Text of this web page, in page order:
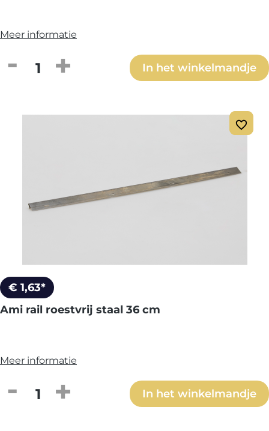
Meer informatie
Producthoeveelheid: Voer deIn het winkelmandje
€ 1,63*
Ami rail roestvrij staal 36 cm
Meer informatie
Producthoeveelheid: Voer deIn het winkelmandje